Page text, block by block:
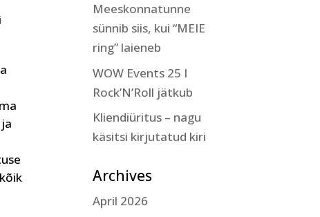
Meeskonnatunne
sünnib siis, kui “MEIE
ring” laieneb
WOW Events 25 I
Rock’N’Roll jätkub
Kliendiüritus – nagu
käsitsi kirjutatud kiri
Archives
April 2026